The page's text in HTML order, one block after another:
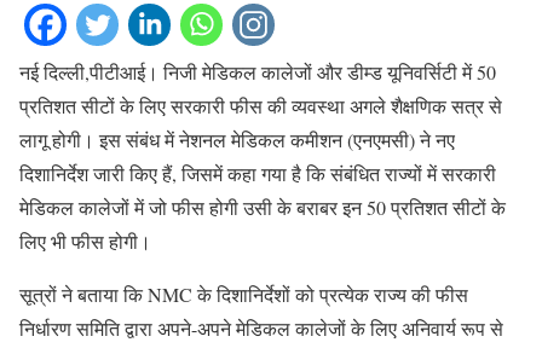
नई दिल्ली,पीटीआई। निजी मेडिकल कालेजों और डीम्ड यूनिवर्सिटी में 50
प्रतिशत सीटों के लिए सरकारी फीस की व्यवस्था अगले शैक्षणिक सत्र से
लागू होगी। इस संबंध में नेशनल मेडिकल कमीशन (एनएमसी) ने नए
दिशानिर्देश जारी किए हैं, जिसमें कहा गया है कि संबंधित राज्यों में सरकारी
मेडिकल कालेजों में जो फीस होगी उसी के बराबर इन 50 प्रतिशत सीटों के
लिए भी फीस होगी।
सूत्रों ने बताया कि NMC के दिशानिर्देशों को प्रत्येक राज्य की फीस
निर्धारण समिति द्वारा अपने-अपने मेडिकल कालेजों के लिए अनिवार्य रूप से